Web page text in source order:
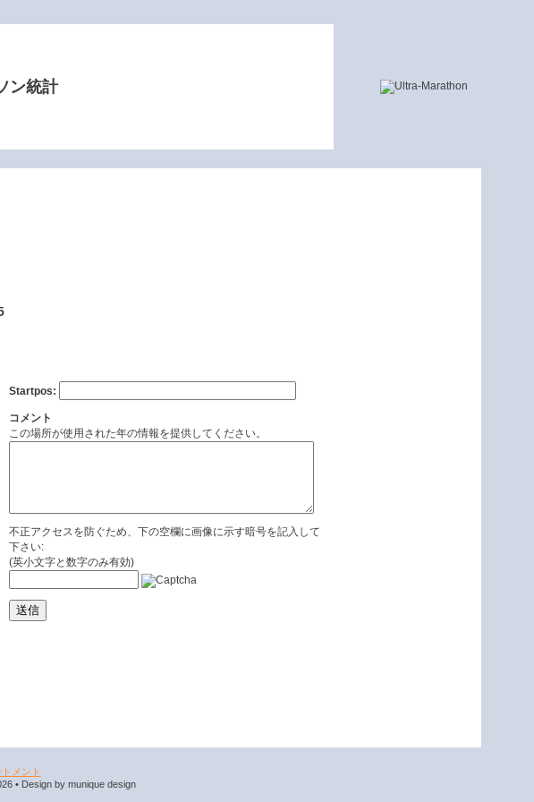
ン統計
Startpos:
コメント
この場所が使用された年の情報を提供してください。
不正アクセスを防ぐため、下の空欄に画像に示す暗号を記入して
下さい:
(英小文字と数字のみ有効)
メント
• Design by munique design